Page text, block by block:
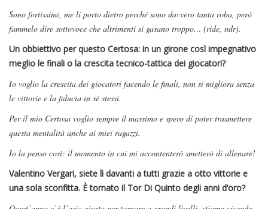
Sono fortissimi, me li porto dietro perché sono davvero tanta roba, però
fammelo dire sottovoce che altrimenti si gasano troppo… (ride, ndr).
Un obbiettivo per questo Certosa: in un girone così impegnativo
meglio le finali o la crescita tecnico-tattica dei giocatori?
Io voglio la crescita dei giocatori facendo le finali, non si migliora senza
le vittorie e la fiducia in sé stessi.
Per il mio Certosa voglio sempre il massimo e spero di poter trasmettere
questa mentalità anche ai miei ragazzi.
Io la penso così: il momento in cui mi accontenterò smetterò di allenare!
Valentino Vergari, siete lì davanti a tutti grazie a otto vittorie e
una sola sconfitta. È tornato il Tor Di Quinto degli anni d’oro?